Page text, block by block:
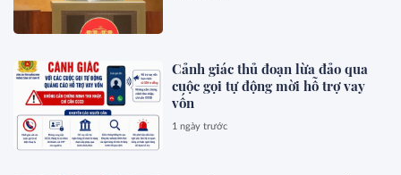
Cảnh giác thủ đoạn lừa đảo qua
cuộc gọi tự động mời hỗ trợ vay
vốn
1 ngày trước